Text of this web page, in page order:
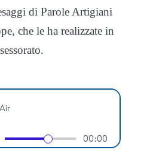
di Parole Artigiani
che le ha realizzate in